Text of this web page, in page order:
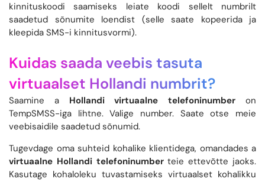
kinnituskoodi saamiseks leiate koodi sellelt numbrilt
saadetud sõnumite loendist (selle saate kopeerida ja
kleepida SMS-i kinnitusvormi).
Kuidas saada veebis tasuta
virtuaalset Hollandi numbrit?
Saamine a Hollandi virtuaalne telefoninumber on
TempSMSS-iga lihtne. Valige number. Saate otse meie
veebisaidile saadetud sõnumid.
Tugevdage oma suhteid kohalike klientidega, omandades a
virtuaalne Hollandi telefoninumberteie ettevõtte jaoks.
Kasutage kohaloleku tuvastamiseks virtuaalset kohalikku